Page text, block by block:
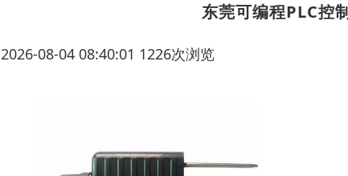
东莞可编程PLC控
2026-08-04 08:40:01 1226次浏览